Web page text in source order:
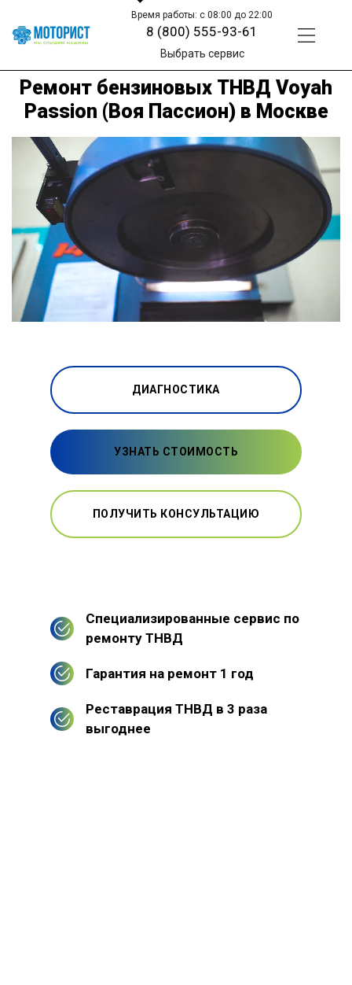
Время работы: с 08:00 до 22:00
8 (800) 555-93-61
Выбрать сервис
Ремонт бензиновых ТНВД Voyah
Passion (Воя Пассион) в Москве
ДИАГНОСТИКА
УЗНАТЬ СТОИМОСТЬ
ПОЛУЧИТЬ КОНСУЛЬТАЦИЮ
Специализированные сервис по
ремонту ТНВД
Гарантия на ремонт 1 год
Реставрация ТНВД в 3 раза
выгоднее